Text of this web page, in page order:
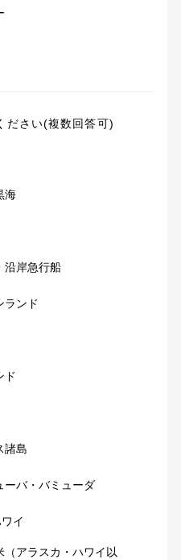
ださい(複数回答可)
海
沿岸急行船
ランド
ド
諸島
ーバ・バミューダ
イ
アラスカ・ハワイ以